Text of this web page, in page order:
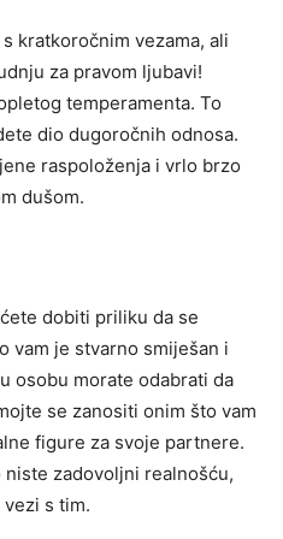
kratkoročnim vezama, ali
za pravom ljubavi!
temperamenta. To
dio dugoročnih odnosa.
raspoloženja i vrlo brzo
dušom.
dobiti priliku da se
vam je stvarno smiješan i
osobu morate odabrati da
se zanositi onim što vam
figure za svoje partnere.
zadovoljni realnošću,
s tim.